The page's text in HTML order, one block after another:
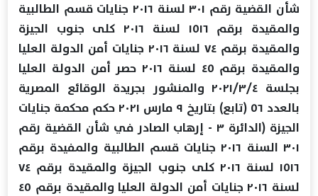
شأن القضية رقم ۳۰۱ لسنة ٢٠١٦ جنايات قسم الطالبية
والمقيدة برقم ١٥١٦ لسنة ٢٠١٦ كلى جنوب الجيزة
والمقيدة برقم ٧٤ لسنة ٢٠١٦ جنايات أمن الدولة العليا
والمقيدة برقم ٤٥ لسنة ٢٠١٦ حصر أمن الدولة العليا
بجلسة ٢٠٢١/٣/٤ والمنشور بجريدة الوقائع المصرية
بالعدد ٥٦ (تابع) بتاريخ ٩ مارس ۲۰۲۱ حكم محكمة جنايات
الجيزة (الدائرة ٣ - إرهاب الصادر في شأن القضية رقم
٣٠١ السنة ٢٠١٦ جنايات قسم الطالبية والمفيدة برقم
١٥١٦ لسنة ٢٠١٦ كلى جنوب الجيزة والمقيدة برقم ٧٤
لسنة ۲٠۱٦ جنايات أمن الدولة العليا والمقيدة برقم ٤٥